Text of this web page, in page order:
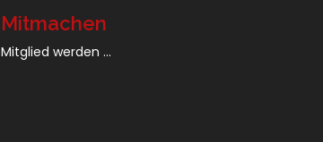
Mitmachen
Mitglied werden ...